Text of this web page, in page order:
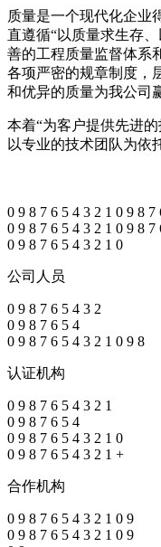
质量是一个现代化企业
直遵循“以质量求生存
善的工程质量监督体系
各项严密的规章制度，
和优异的质量为我公司
本着“为客户提供先进
以专业的技术团队为依
0 9 8 7 6 5 4 3 2 1 0 9 8 7
0 9 8 7 6 5 4 3 2 1 0 9 8 7
0 9 8 7 6 5 4 3 2 1 0
公司人员
0 9 8 7 6 5 4 3 2
0 9 8 7 6 5 4
0 9 8 7 6 5 4 3 2 1 0 9 8
认证机构
0 9 8 7 6 5 4 3 2 1
0 9 8 7 6 5 4
0 9 8 7 6 5 4 3 2 1 0
0 9 8 7 6 5 4 3 2 1 +
合作机构
0 9 8 7 6 5 4 3 2 1 0 9
0 9 8 7 6 5 4 3 2 1 0 9